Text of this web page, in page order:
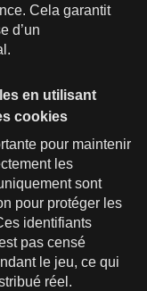
Cela garantit
d’un
en utilisant
cookies
pour maintenir
les
sont
pour protéger les
identifiants
pas censé
le jeu, ce qui
réel.